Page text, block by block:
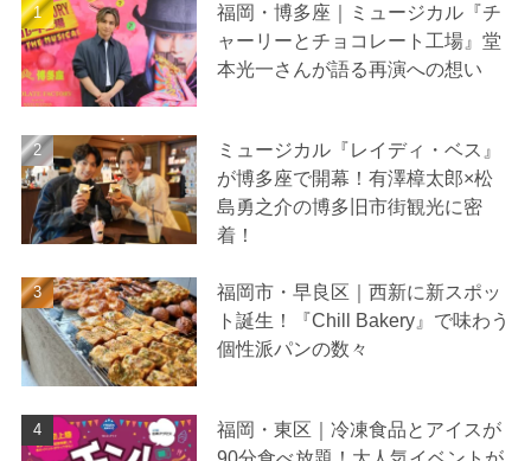
福岡・博多座｜ミュージカル『チ
ャーリーとチョコレート工場』堂
本光一さんが語る再演への想い
ミュージカル『レイディ・ベス』
が博多座で開幕！有澤樟太郎×松
島勇之介の博多旧市街観光に密
着！
福岡市・早良区｜西新に新スポッ
ト誕生！『Chill Bakery』で味わう
個性派パンの数々
福岡・東区｜冷凍食品とアイスが